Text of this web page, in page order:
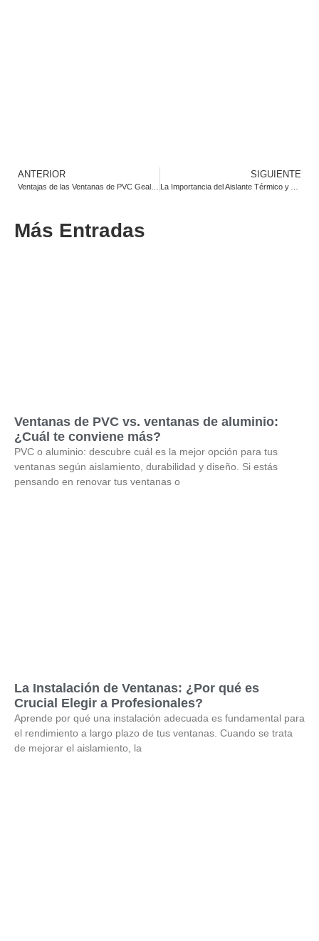
ANTERIOR SIGUIENTE
Más Entradas
Ventanas de PVC vs. ventanas de aluminio:
¿Cuál te conviene más?
PVC o aluminio: descubre cuál es la mejor opción para tus
ventanas según aislamiento, durabilidad y diseño. Si estás
pensando en renovar tus ventanas o
La Instalación de Ventanas: ¿Por qué es
Crucial Elegir a Profesionales?
Aprende por qué una instalación adecuada es fundamental para
el rendimiento a largo plazo de tus ventanas. Cuando se trata
de mejorar el aislamiento, la